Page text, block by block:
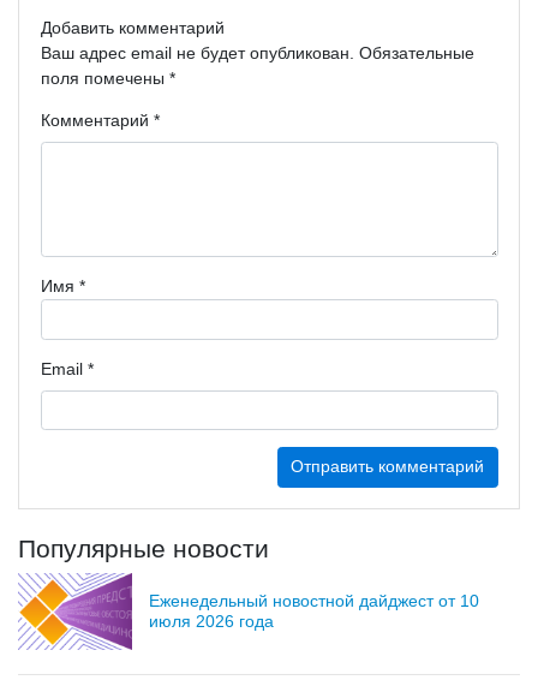
Добавить комментарий
Ваш адрес email не будет опубликован. Обязательные
поля помечены *
Комментарий *
Имя *
Email *
Популярные новости
Еженедельный новостной дайджест от 10
июля 2026 года